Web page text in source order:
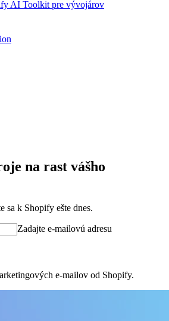
AI Toolkit pre vývojárov
na rast vášho
sa k Shopify ešte dnes.
Zadajte e-mailovú adresu
e-mailov od Shopify.